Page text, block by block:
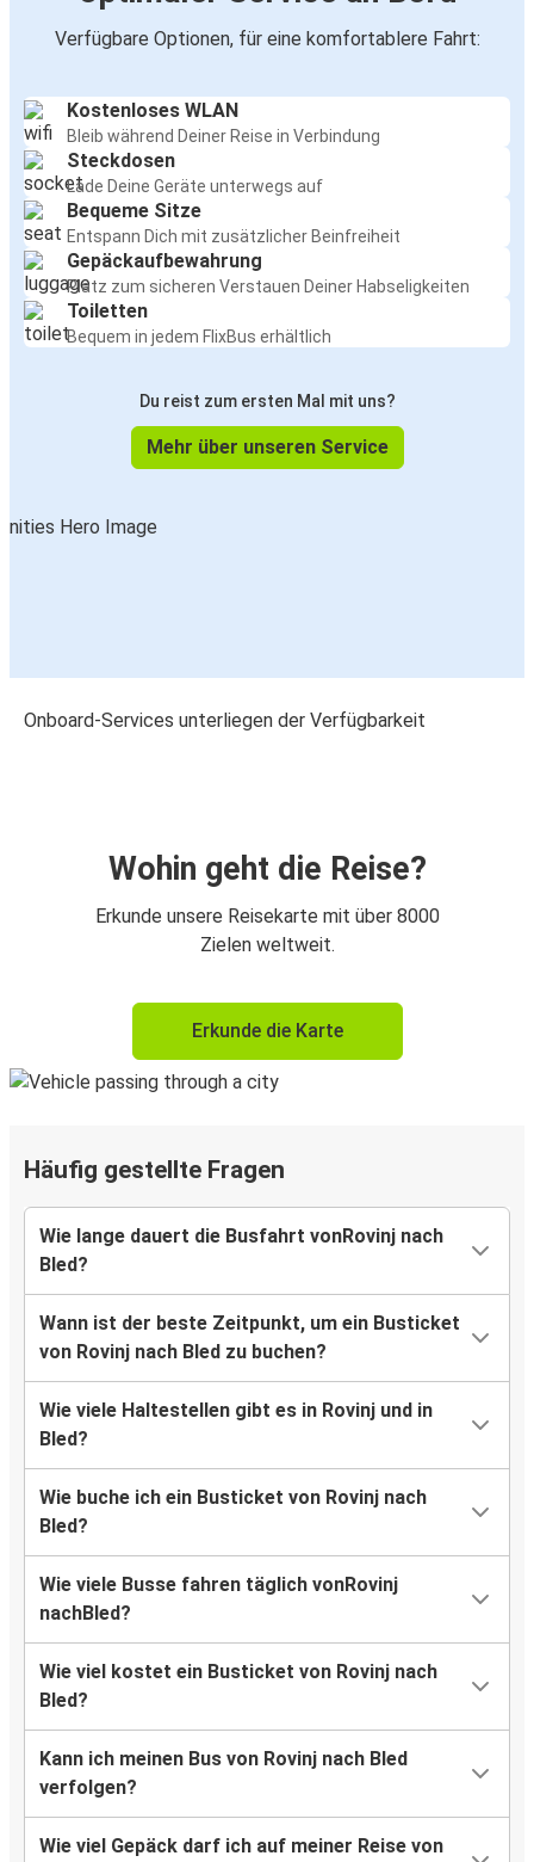
Verfügbare Optionen, für eine komfortablere Fahrt:
Kostenloses WLAN
Bleib während Deiner Reise in Verbindung
Steckdosen
Lade Deine Geräte unterwegs auf
Bequeme Sitze
Entspann Dich mit zusätzlicher Beinfreiheit
Gepäckaufbewahrung
Platz zum sicheren Verstauen Deiner Habseligkeiten
Toiletten
Bequem in jedem FlixBus erhältlich
Du reist zum ersten Mal mit uns?
Mehr über unseren Service
Onboard-Services unterliegen der Verfügbarkeit
Wohin geht die Reise?
Erkunde unsere Reisekarte mit über 8000
Zielen weltweit.
Erkunde die Karte
Häufig gestellte Fragen
Wie lange dauert die Busfahrt vonRovinj nach
Bled?
Wann ist der beste Zeitpunkt, um ein Busticket
von Rovinj nach Bled zu buchen?
Wie viele Haltestellen gibt es in Rovinj und in
Bled?
Wie buche ich ein Busticket von Rovinj nach
Bled?
Wie viele Busse fahren täglich vonRovinj
nachBled?
Wie viel kostet ein Busticket von Rovinj nach
Bled?
Kann ich meinen Bus von Rovinj nach Bled
verfolgen?
Wie viel Gepäck darf ich auf meiner Reise von